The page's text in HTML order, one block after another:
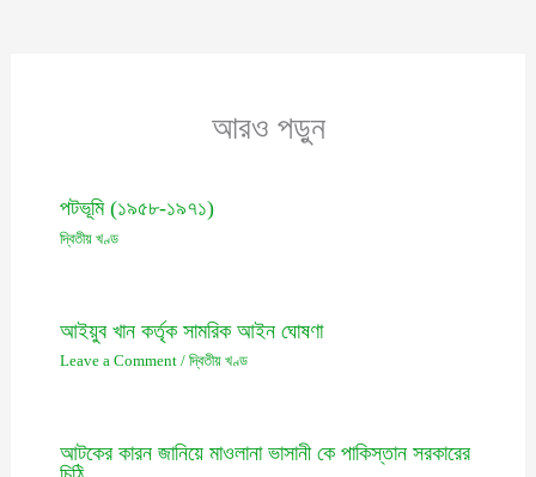
আরও পড়ুন
পটভূমি (১৯৫৮-১৯৭১)
দ্বিতীয় খণ্ড
আইয়ুব খান কর্তৃক সামরিক আইন ঘোষণা
Leave a Comment / দ্বিতীয় খণ্ড
আটকের কারন জানিয়ে মাওলানা ভাসানী কে পাকিস্তান সরকারের